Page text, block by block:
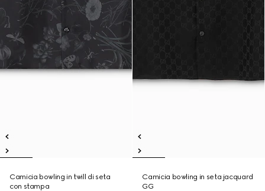
Camicia bowling in twill di seta
con stampa
Camicia bowling in seta jacquard
GG